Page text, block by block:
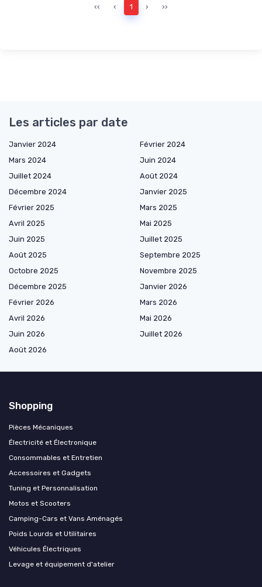
‹‹ ‹ 1 › ››
Les articles par date
Janvier 2024
Février 2024
Mars 2024
Juin 2024
Juillet 2024
Août 2024
Décembre 2024
Janvier 2025
Février 2025
Mars 2025
Avril 2025
Mai 2025
Juin 2025
Juillet 2025
Août 2025
Septembre 2025
Octobre 2025
Novembre 2025
Décembre 2025
Janvier 2026
Février 2026
Mars 2026
Avril 2026
Mai 2026
Juin 2026
Juillet 2026
Août 2026
Shopping
Pièces Mécaniques
Électricité et Électronique
Consommables et Entretien
Accessoires et Gadgets
Tuning et Personnalisation
Motos et Scooters
Camping-Cars et Vans Aménagés
Poids Lourds et Utilitaires
Véhicules Électriques
Levage et équipement d'atelier